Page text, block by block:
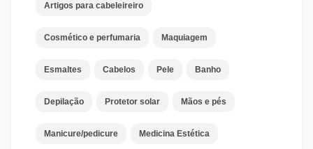
Artigos para cabeleireiro
Cosmético e perfumaria Maquiagem
Esmaltes Cabelos Pele Banho
Depilação Protetor solar Mãos e pés
Manicure/pedicure Medicina Estética